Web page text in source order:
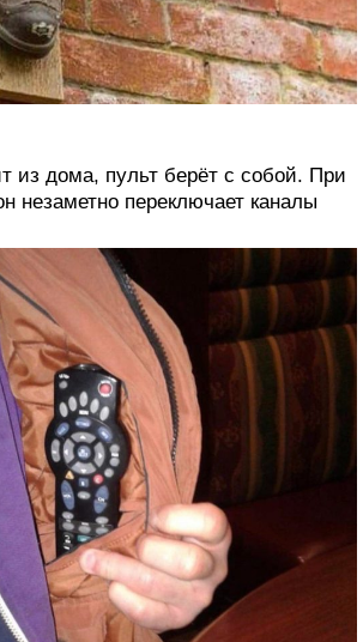
из дома, пульт берёт с собой. При
незаметно переключает каналы